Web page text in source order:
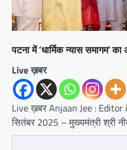
पटना में ‘धार्मिक न्यास समागम’
Live ख़बर
Live ख़बर Anjaan Jee :
सितंबर 2025 – मुख्यमंत्री श्री